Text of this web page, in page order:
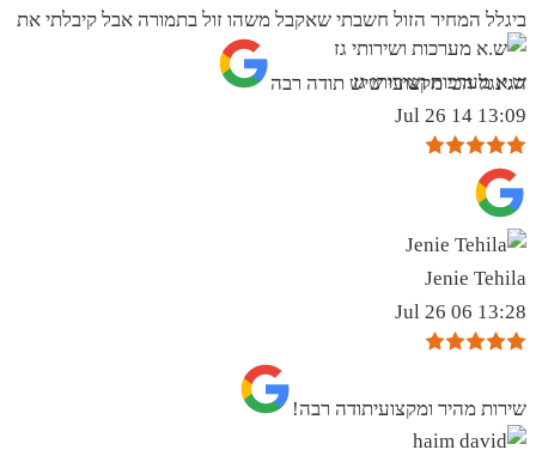
ביגלל המחיר הזול חשבתי שאקבל משהו זול בתמורה אבל קיבלתי את
הגינגל הכי מקצועי שיש תודה רבה
ש.א מערכות ושירותי גז
13:09 14 Jul 26
Jenie Tehila
13:28 06 Jul 26
שירות מהיר ומקצועיתודה רבה!